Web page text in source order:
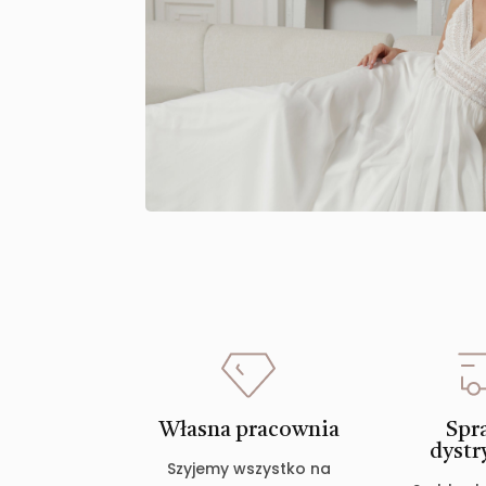
Własna pracownia
Szyjemy wszystko na